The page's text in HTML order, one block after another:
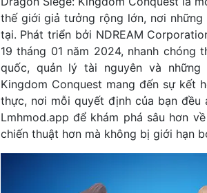
thế giới giả tưởng rộng lớn, nơi
tại. Phát triển bởi NDREAM
19 tháng 01 năm 2024, nhanh
quốc, quản lý tài nguyên và những
Kingdom Conquest mang đến sự kết
thực, nơi mỗi quyết định của bạn đều
Lmhmod.app để khám phá sâu hơn
chiến thuật hơn mà không bị giới hạn